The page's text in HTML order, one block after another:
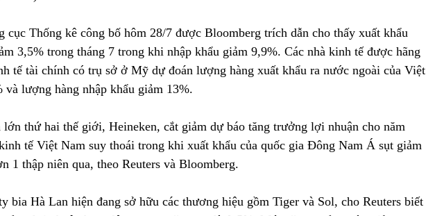
cục Thống kê công bố hôm 28/7 được Bloomberg trích dẫn cho thấy xuất khẩu
3,5% trong tháng 7 trong khi nhập khẩu giảm 9,9%. Các nhà kinh tế được hãng
tế tài chính có trụ sở ở Mỹ dự đoán lượng hàng xuất khẩu ra nước ngoài của Việt
và lượng hàng nhập khẩu giảm 13%.
lớn thứ hai thế giới, Heineken, cắt giảm dự báo tăng trưởng lợi nhuận cho năm
tế Việt Nam suy thoái trong khi xuất khẩu của quốc gia Đông Nam Á sụt giảm
1 thập niên qua, theo Reuters và Bloomberg.
bia Hà Lan hiện đang sở hữu các thương hiệu gồm Tiger và Sol, cho Reuters biết